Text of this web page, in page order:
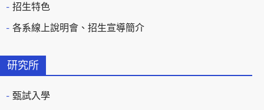
招生特色
各系線上說明會、招生宣導簡介
研究所
甄試入學